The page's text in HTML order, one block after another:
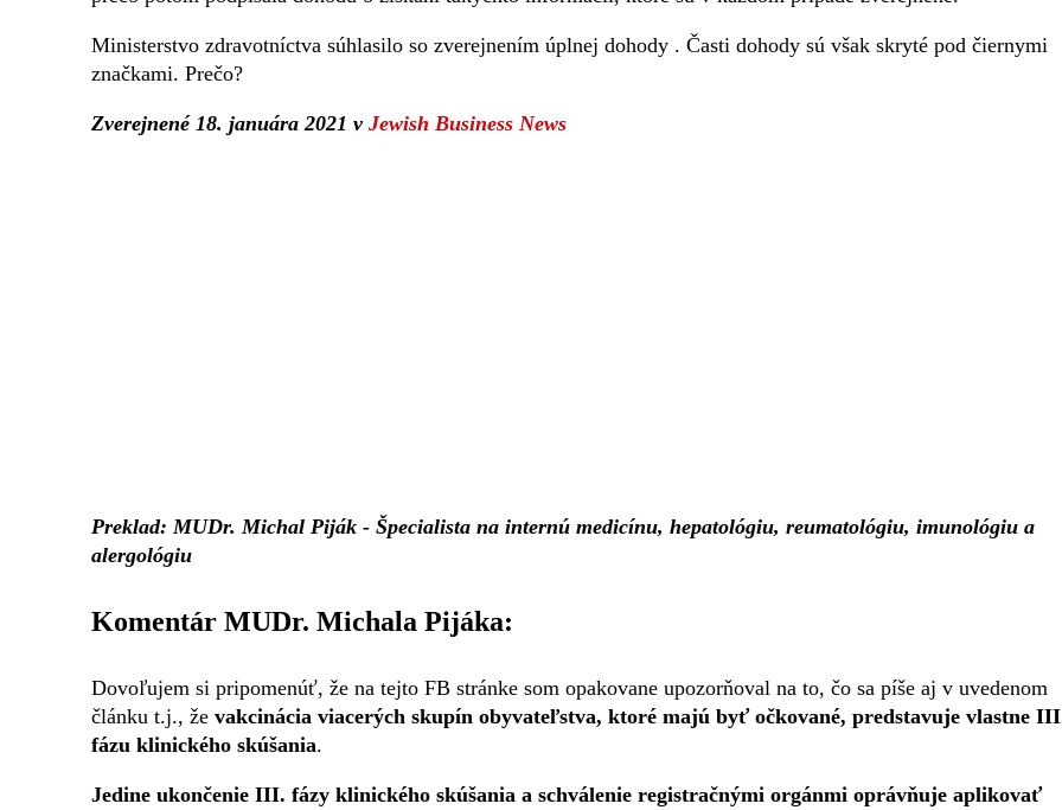
Ministerstvo zdravotníctva súhlasilo so zverejnením úplnej dohody . Časti dohody sú však skryté pod čiernymi
značkami. Prečo?
Zverejnené 18. januára 2021 v Jewish Business News
Preklad: MUDr. Michal Piják - Špecialista na internú medicínu, hepatológiu, reumatológiu, imunológiu a
alergológiu
Komentár MUDr. Michala Pijáka:
Dovoľujem si pripomenúť, že na tejto FB stránke som opakovane upozorňoval na to, čo sa píše aj v uvedenom
článku t.j., že vakcinácia viacerých skupín obyvateľstva, ktoré majú byť očkované, predstavuje vlastne
fázu klinického skúšania.
Jedine ukončenie III. fázy klinického skúšania a schválenie registračnými orgánmi oprávňuje aplikovať